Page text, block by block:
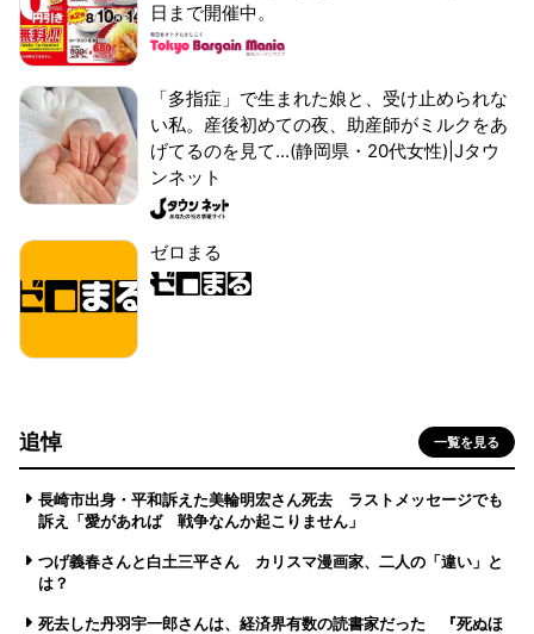
日まで開催中。
「多指症」で生まれた娘と、受け止められな
い私。産後初めての夜、助産師がミルクをあ
げてるのを見て...(静岡県・20代女性)|Jタウ
ンネット
ゼロまる
追悼 一覧を見る
長崎市出身・平和訴えた美輪明宏さん死去 ラストメッセージでも
訴え「愛があれば 戦争なんか起こりません」
つげ義春さんと白土三平さん カリスマ漫画家、二人の「違い」と
は？
死去した丹羽宇一郎さんは、経済界有数の読書家だった 『死ぬほ